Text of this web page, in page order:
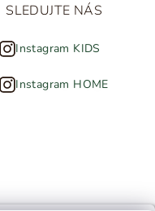
SLEDUJTE NÁS
Instagram KIDS
Instagram HOME